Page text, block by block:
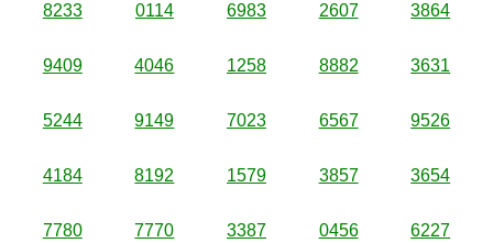
8233 0114 6983 2607 3864
9409 4046 1258 8882 3631
5244 9149 7023 6567 9526
4184 8192 1579 3857 3654
7780 7770 3387 0456 6227